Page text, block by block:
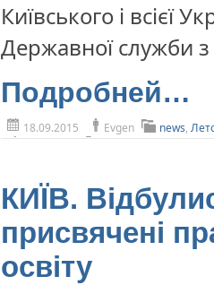
Київського і всієї
Державної служби з
Подробней…
18.09.2015 Evgen news,
КИЇВ.
присвячені
освіту